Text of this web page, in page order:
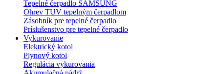
Tepelné čerpadlo SAMSUNG
Ohrev TUV tepelným čerpadlom
Zásobník pre tepelné čerpadlo
Príslušenstvo pre tepelné čerpadlo
Vykurovanie
Elektrický kotol
Plynový kotol
Regulácia vykurovania